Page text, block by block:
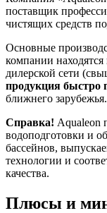
поставщик
чистящих средств
Основные
компании находятся
дилерской сети
продукция быстро
ближнего зарубежья.
Справка! Aqualeon
водоподготовки и
бассейнов,
технологии и
качества.
Плюсы и